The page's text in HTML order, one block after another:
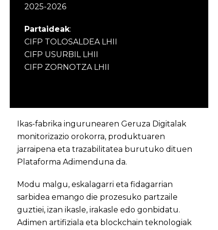
2025-2026
Partaideak:
CIFP TOLOSALDEA LHII
CIFP USURBIL LHII
CIFP ZORNOTZA LHII
Ikas-fabrika ingurunearen Geruza Digitalak
monitorizazio orokorra, produktuaren
jarraipena eta trazabilitatea burutuko dituen
Plataforma Adimenduna da.
Modu malgu, eskalagarri eta fidagarrian
sarbidea emango die prozesuko partzaile
guztiei, izan ikasle, irakasle edo gonbidatu.
Adimen artifiziala eta blockchain teknologiak